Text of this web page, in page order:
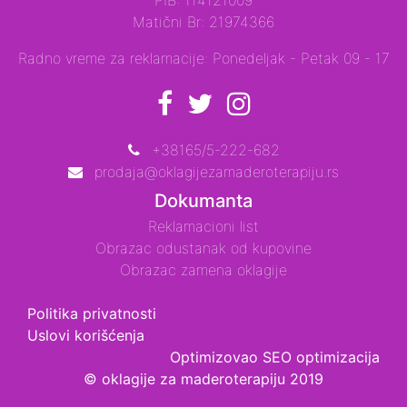
Matični Br: 21974366
Radno vreme za reklamacije: Ponedeljak - Petak 09 - 17
+38165/5-222-682
prodaja@oklagijezamaderoterapiju.rs
Dokumanta
Reklamacioni list
Obrazac odustanak od kupovine
Obrazac zamena oklagije
Politika privatnosti
Uslovi korišćenja
Optimizovao SEO optimizacija
© oklagije za maderoterapiju 2019